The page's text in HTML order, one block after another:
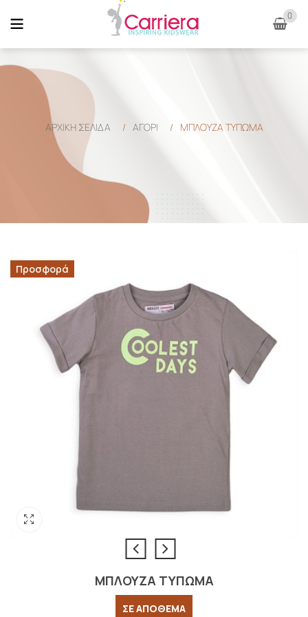
0
ΑΡΧΙΚΉ ΣΕΛΊΔΑ / ΑΓΟΡΙ / ΜΠΛΟΥΖΑ ΤΥΠΩΜΑ
Προσφορά
ΜΠΛΟΥΖΑ ΤΥΠΩΜΑ
ΣΕ ΑΠΟΘΕΜΑ